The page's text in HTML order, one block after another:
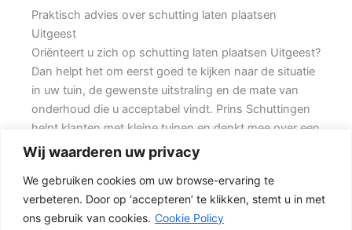
Wij waarderen uw privacy
We gebruiken cookies om uw browse-ervaring te
verbeteren. Door op ‘accepteren’ te klikken, stemt u in met
ons gebruik van cookies. Cookie Policy
Praktisch advies over schutting laten plaatsen
Uitgeest
Oriënteert u zich op schutting laten plaatsen Uitgeest?
Dan helpt het om eerst goed te kijken naar de situatie
in uw tuin, de gewenste uitstraling en de mate van
onderhoud die u acceptabel vindt. Prins Schuttingen
helpt klanten met kleine tuinen en denkt mee over een
duurzame oplossing.
Een goede schutting begint bij een duidelijke keuze.
Wilt u vooral privacy, dan is een dichte schutting
meestal de beste keuze. Ook de ondergrond, de